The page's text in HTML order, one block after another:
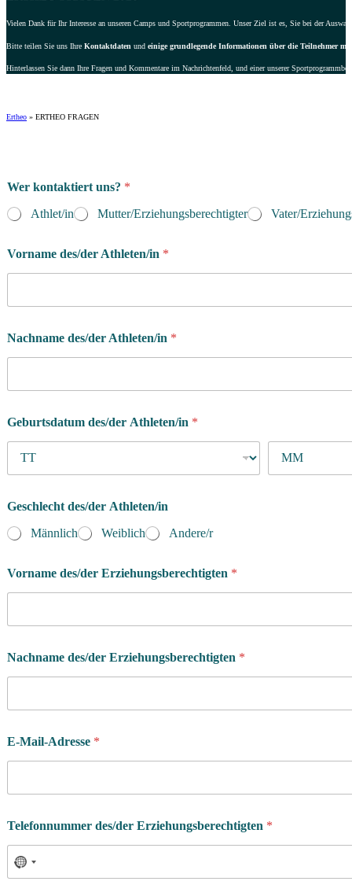
Vielen Dank für Ihr Interesse an unseren Camps und Sportprogrammen. Unser Ziel ist es, Sie bei der
Bitte teilen Sie uns Ihre Kontaktdaten und einige grundlegende Informationen über die Teilnehmer mit
Hinterlassen Sie dann Ihre Fragen und Kommentare im Nachrichtenfeld, und einer unserer
Ertheo » ERTHEO FRAGEN
Wer kontaktiert uns? *
Athlet/in
Mutter/Erziehungsberechtigter Vater/
Vorname des/der Athleten/in *
Nachname des/der Athleten/in *
Geburtsdatum des/der Athleten/in *
Geschlecht des/der Athleten/in
Männlich
Weiblich Andere/r
Vorname des/der Erziehungsberechtigten *
Nachname des/der Erziehungsberechtigten *
E-Mail-Adresse *
i
n
Telefonnummer des/der Erziehungsberechtigten *